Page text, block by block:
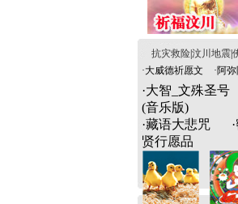
抗灾救险汶川地震
·大威德祈愿文 ·阿
·大智_文殊圣号
(音乐版)
·藏语大悲咒 ·
贤行愿品